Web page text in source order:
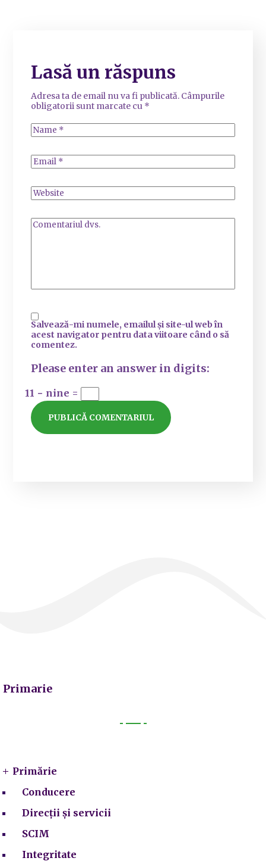
Lasă un răspuns
Adresa ta de email nu va fi publicată. Câmpurile
obligatorii sunt marcate cu *
Salvează-mi numele, emailul și site-ul web în
acest navigator pentru data viitoare când o să
comentez.
Please enter an answer in digits:
11 − nine =
Primarie
Primărie
Conducere
Direcții și servicii
SCIM
Integritate